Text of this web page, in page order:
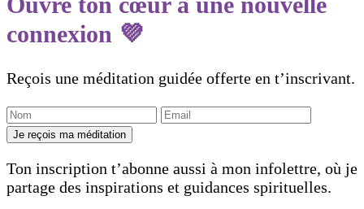
connexion 💜
Reçois une méditation guidée offerte en t’inscrivant.
Je reçois ma méditation
Ton inscription t’abonne aussi à mon infolettre, où je
partage des inspirations et guidances spirituelles.